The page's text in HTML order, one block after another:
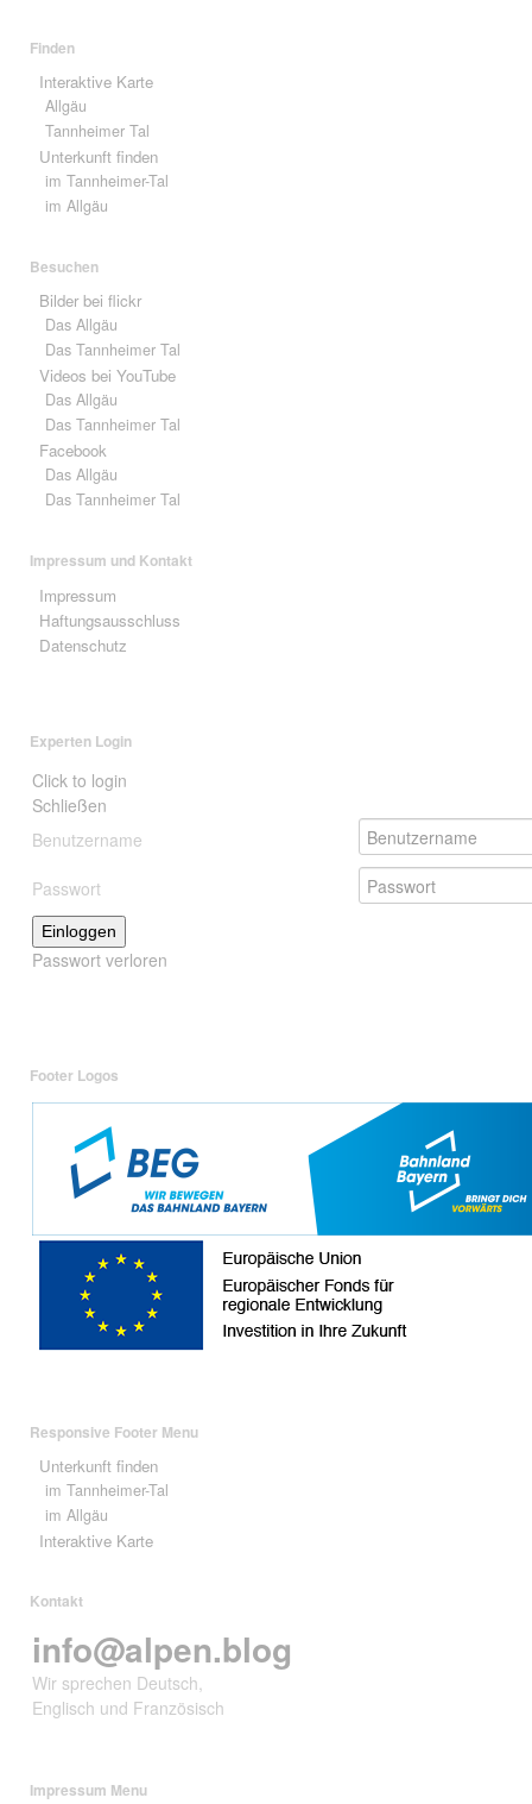
Finden
Interaktive Karte
Allgäu
Tannheimer Tal
Unterkunft finden
im Tannheimer-Tal
im Allgäu
Besuchen
Bilder bei flickr
Das Allgäu
Das Tannheimer Tal
Videos bei YouTube
Das Allgäu
Das Tannheimer Tal
Facebook
Das Allgäu
Das Tannheimer Tal
Impressum und Kontakt
Impressum
Haftungsausschluss
Datenschutz
Experten Login
Click to login
Schließen
Benutzername
Passwort
Einloggen
Passwort verloren
Footer Logos
Responsive Footer Menu
Unterkunft finden
im Tannheimer-Tal
im Allgäu
Interaktive Karte
Kontakt
info@alpen.blog
Wir sprechen Deutsch,
Englisch und Französisch
Impressum Menu